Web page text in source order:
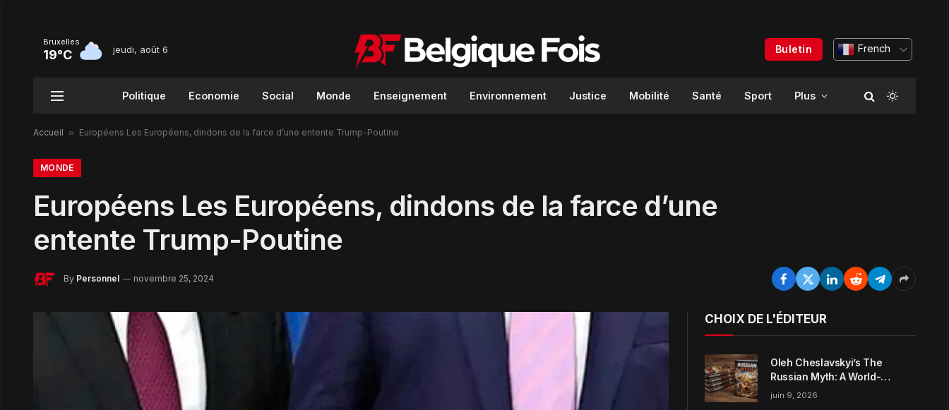
Bruxelles
19°C jeudi, août 6 Buletin French
Politique Economie Social Monde Enseignement Environnement Justice Mobilité Santé Sport Plus
Accueil » Européens Les Européens, dindons de la farce d’une entente Trump-Poutine
MONDE
Européens Les Européens, dindons de la farce d’une
entente Trump-Poutine
By Personnel novembre 25, 2024
CHOIX DE L'ÉDITEUR
Oleh Cheslavskyi’s The
Russian Myth: A World-
Systems Analysis of
juin 9, 2026